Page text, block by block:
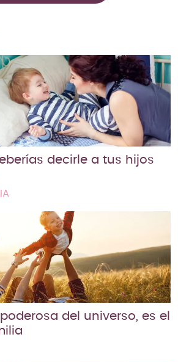
decirle a tus hijos
del universo, es el